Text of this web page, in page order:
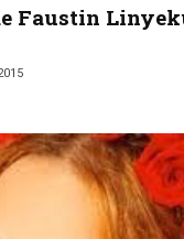
Faustin